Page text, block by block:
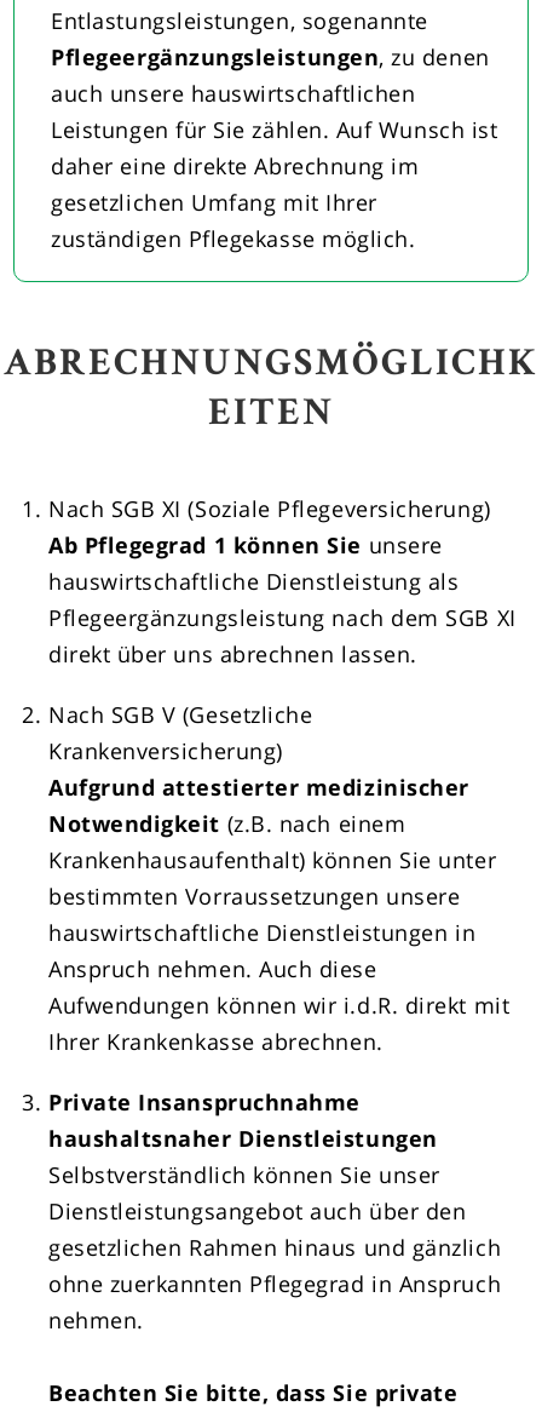
Entlastungsleistungen, sogenannte
Pflegeergänzungsleistungen, zu denen
auch unsere hauswirtschaftlichen
Leistungen für Sie zählen. Auf Wunsch ist
daher eine direkte Abrechnung im
gesetzlichen Umfang mit Ihrer
zuständigen Pflegekasse möglich.
ABRECHNUNGSMÖGLICHK
EITEN
Nach SGB XI (Soziale Pflegeversicherung)
Ab Pflegegrad 1 können Sie unsere
hauswirtschaftliche Dienstleistung als
Pflegeergänzungsleistung nach dem SGB XI
direkt über uns abrechnen lassen.
Nach SGB V (Gesetzliche
Krankenversicherung)
Aufgrund attestierter medizinischer
Notwendigkeit (z.B. nach einem
Krankenhausaufenthalt) können Sie unter
bestimmten Vorraussetzungen unsere
hauswirtschaftliche Dienstleistungen in
Anspruch nehmen. Auch diese
Aufwendungen können wir i.d.R. direkt mit
Ihrer Krankenkasse abrechnen.
Private Insanspruchnahme
haushaltsnaher Dienstleistungen
Selbstverständlich können Sie unser
Dienstleistungsangebot auch über den
gesetzlichen Rahmen hinaus und gänzlich
ohne zuerkannten Pflegegrad in Anspruch
nehmen.
Beachten Sie bitte, dass Sie private